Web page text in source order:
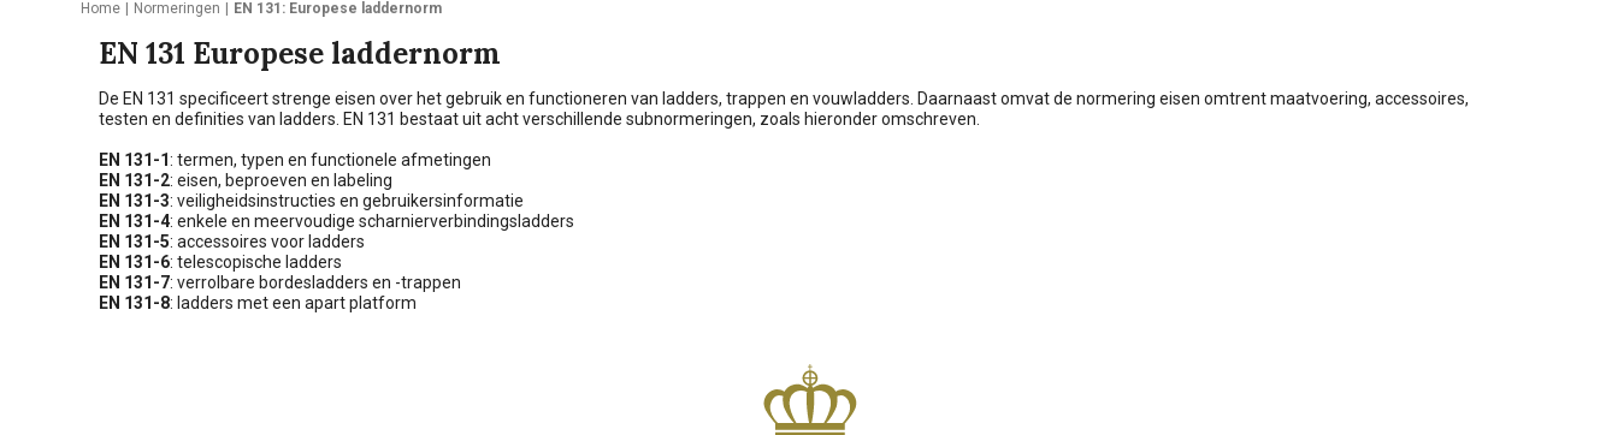
Home Normeringen EN 131: Europese laddernorm
EN 131 Europese laddernorm
De EN 131 specificeert strenge eisen over het gebruik en functioneren van ladders, trappen en vouwladders. Daarnaast omvat de normering eisen omtrent maatvoering, accessoires,
testen en definities van ladders. EN 131 bestaat uit acht verschillende subnormeringen, zoals hieronder omschreven.
EN 131-1: termen, typen en functionele afmetingen
EN 131-2: eisen, beproeven en labeling
EN 131-3: veiligheidsinstructies en gebruikersinformatie
EN 131-4: enkele en meervoudige scharnierverbindingsladders
EN 131-5: accessoires voor ladders
EN 131-6: telescopische ladders
EN 131-7: verrolbare bordesladders en -trappen
EN 131-8: ladders met een apart platform